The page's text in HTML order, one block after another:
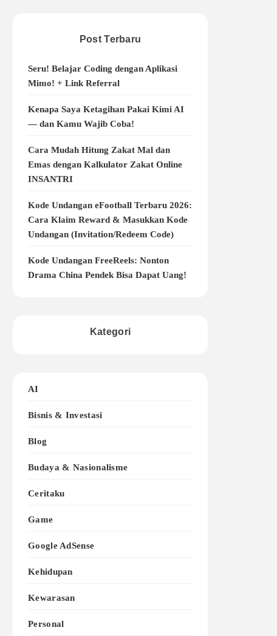
Post Terbaru
Seru! Belajar Coding dengan Aplikasi
Mimo! + Link Referral
Kenapa Saya Ketagihan Pakai Kimi AI
— dan Kamu Wajib Coba!
Cara Mudah Hitung Zakat Mal dan
Emas dengan Kalkulator Zakat Online
INSANTRI
Kode Undangan eFootball Terbaru 2026:
Cara Klaim Reward & Masukkan Kode
Undangan (Invitation/Redeem Code)
Kode Undangan FreeReels: Nonton
Drama China Pendek Bisa Dapat Uang!
Kategori
AI
Bisnis & Investasi
Blog
Budaya & Nasionalisme
Ceritaku
Game
Google AdSense
Kehidupan
Kewarasan
Personal